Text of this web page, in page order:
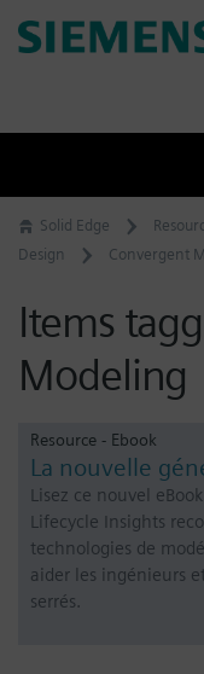
Skip
to
Solid Edge
Design
Convergent
Items
Modeling
Resource - Ebook
La nouvelle
Lisez ce nouvel
Lifecycle Insights
technologies de
aider les ingénieurs
serrés.